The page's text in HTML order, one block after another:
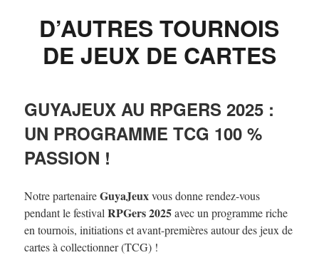
D’AUTRES TOURNOIS
DE JEUX DE CARTES
GUYAJEUX AU RPGERS 2025 :
UN PROGRAMME TCG 100 %
PASSION !
Notre partenaireGuyaJeuxvous donne rendez-vous
pendant le festival RPGers 2025avec un programme riche
en tournois, initiations et avant-premières autour des jeux de
cartes à collectionner (TCG) !